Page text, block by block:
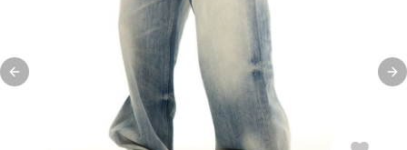
Previous slide